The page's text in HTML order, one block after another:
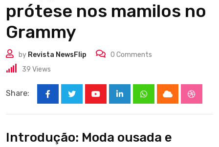
prótese nos mamilos no
Grammy
by Revista NewsFlip 0 Comments
39 Views
Share:
LinkedInWhatsappCloud
Introdução: Moda ousada e